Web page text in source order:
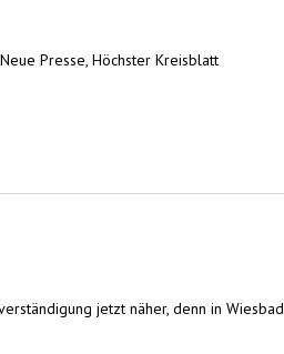
Presse, Höchster Kreisblatt
jetzt näher, denn in